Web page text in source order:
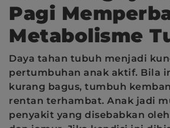
Pagi
Metabolisme
Daya tahan tubuh menjadi
pertumbuhan anak aktif. Bila
kurang bagus, tumbuh
rentan terhambat. Anak jadi
penyakit yang disebabkan